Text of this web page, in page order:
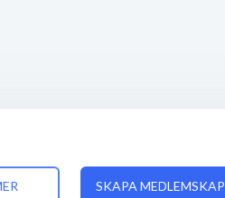
SKAPA MEDLEMSKAP